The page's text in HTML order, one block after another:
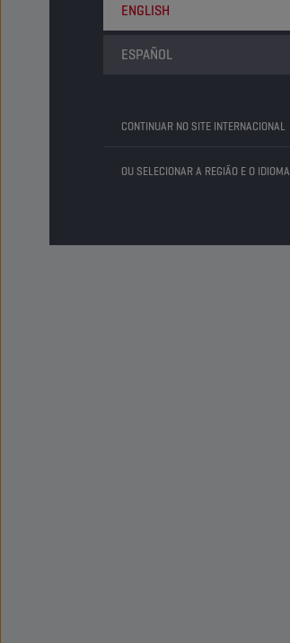
ENGLISH
ESPAÑOL
CONTINUAR NO SITE INTERNACIONAL
OU SELECIONAR A REGIÃO E O IDIOMA